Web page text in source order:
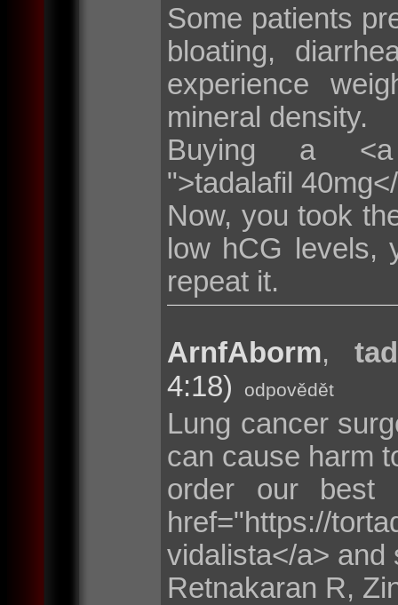
Some patients
bloating,
experience
mineral density.
Buying a <a
">tadalafil
Now, you took
low hCG levels,
repeat it.
ArnfAborm,
4:18)
odpovědět
Lung cancer
can cause harm
order our best
href="https://
vidalista</a> and
Retnakaran R,